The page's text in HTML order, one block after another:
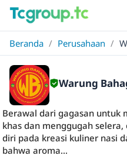
Beranda / Perusahaan /
Warung
Berawal dari gagasan untuk
khas dan menggugah
diri pada kreasi kuliner nasi
bahwa aroma...